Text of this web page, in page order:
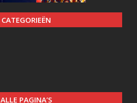
CATEGORIEËN
ALLE PAGINA’S